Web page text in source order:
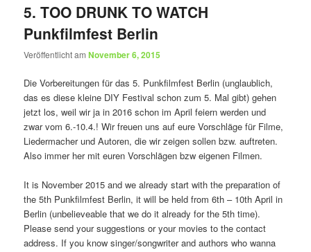
5. TOO DRUNK TO WATCH
Punkfilmfest Berlin
Veröffentlicht amNovember 6, 2015
Die Vorbereitungen für das 5. Punkfilmfest Berlin (unglaublich,
das es diese kleine DIY Festival schon zum 5. Mal gibt) gehen
jetzt los, weil wir ja in 2016 schon im April feiern werden und
zwar vom 6.-10.4.! Wir freuen uns auf eure Vorschläge für Filme,
Liedermacher und Autoren, die wir zeigen sollen bzw. auftreten.
Also immer her mit euren Vorschlägen bzw eigenen Filmen.
It is November 2015 and we already start with the preparation of
the 5th Punkfilmfest Berlin, it will be held from 6th – 10th April in
Berlin (unbelieveable that we do it already for the 5th time).
Please send your suggestions or your movies to the contact
address. If you know singer/songwriter and authors who wanna